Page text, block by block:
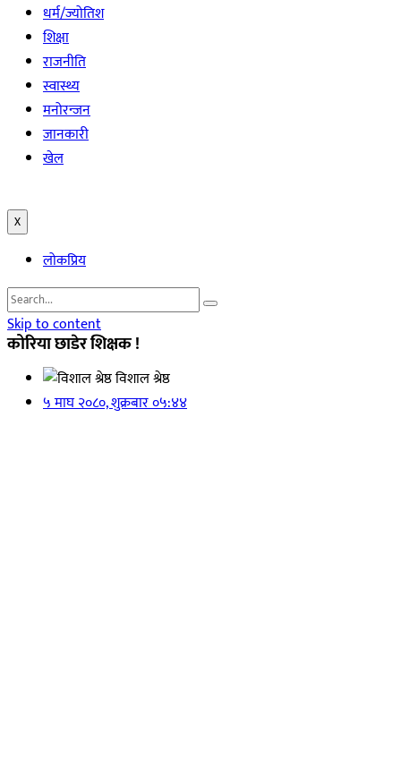
धर्म/ज्योतिश
शिक्षा
राजनीति
स्वास्थ्य
मनोरन्जन
जानकारी
खेल
X
लोकप्रिय
Skip to content
कोरिया छाडेर शिक्षक !
विशाल श्रेष्ठ
५ माघ २०८०, शुक्रबार ०५:४४